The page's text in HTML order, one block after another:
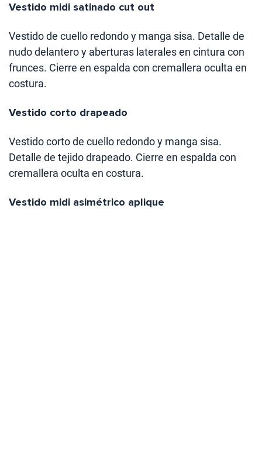
Vestido midi satinado cut out
Vestido de cuello redondo y manga sisa. Detalle de
nudo delantero y aberturas laterales en cintura con
frunces. Cierre en espalda con cremallera oculta en
costura.
Vestido corto drapeado
Vestido corto de cuello redondo y manga sisa.
Detalle de tejido drapeado. Cierre en espalda con
cremallera oculta en costura.
Vestido midi asimétrico aplique